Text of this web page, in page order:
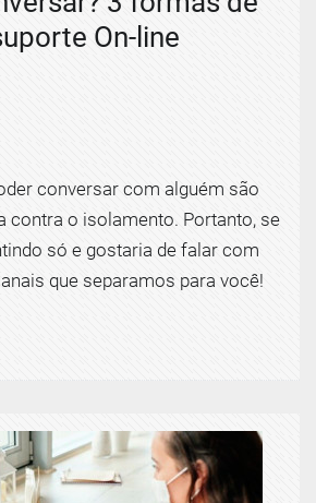
On-line
conversar com alguém são
contra o isolamento. Portanto, se
só e gostaria de falar com
que separamos para você!